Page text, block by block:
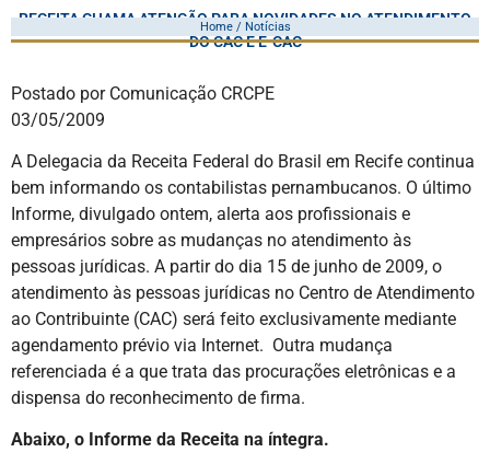
RECEITA CHAMA ATENÇÃO PARA NOVIDADES NO ATENDIMENTO
DO CAC E E-CAC
Home / Notícias
Postado por Comunicação CRCPE
03/05/2009
A Delegacia da Receita Federal do Brasil em Recife continua
bem informando os contabilistas pernambucanos. O último
Informe, divulgado ontem, alerta aos profissionais e
empresários sobre as mudanças no atendimento às
pessoas jurídicas. A partir do dia 15 de junho de 2009, o
atendimento às pessoas jurídicas no Centro de Atendimento
ao Contribuinte (CAC) será feito exclusivamente mediante
agendamento prévio via Internet. Outra mudança
referenciada é a que trata das procurações eletrônicas e a
dispensa do reconhecimento de firma.
Abaixo, o Informe da Receita na íntegra.